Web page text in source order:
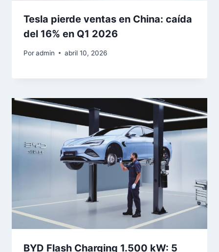
Tesla pierde ventas en China: caída
del 16% en Q1 2026
Poradmin abril 10, 2026
BYD Flash Charging 1.500 kW: 5